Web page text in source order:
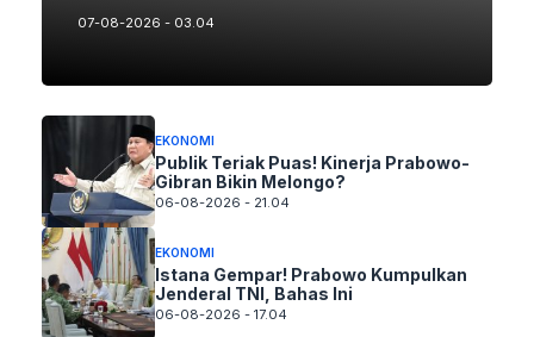
07-08-2026 - 03.04
EKONOMI
Publik Teriak Puas! Kinerja Prabowo-
Gibran Bikin Melongo?
06-08-2026 - 21.04
EKONOMI
Istana Gempar! Prabowo Kumpulkan
Jenderal TNI, Bahas Ini
06-08-2026 - 17.04